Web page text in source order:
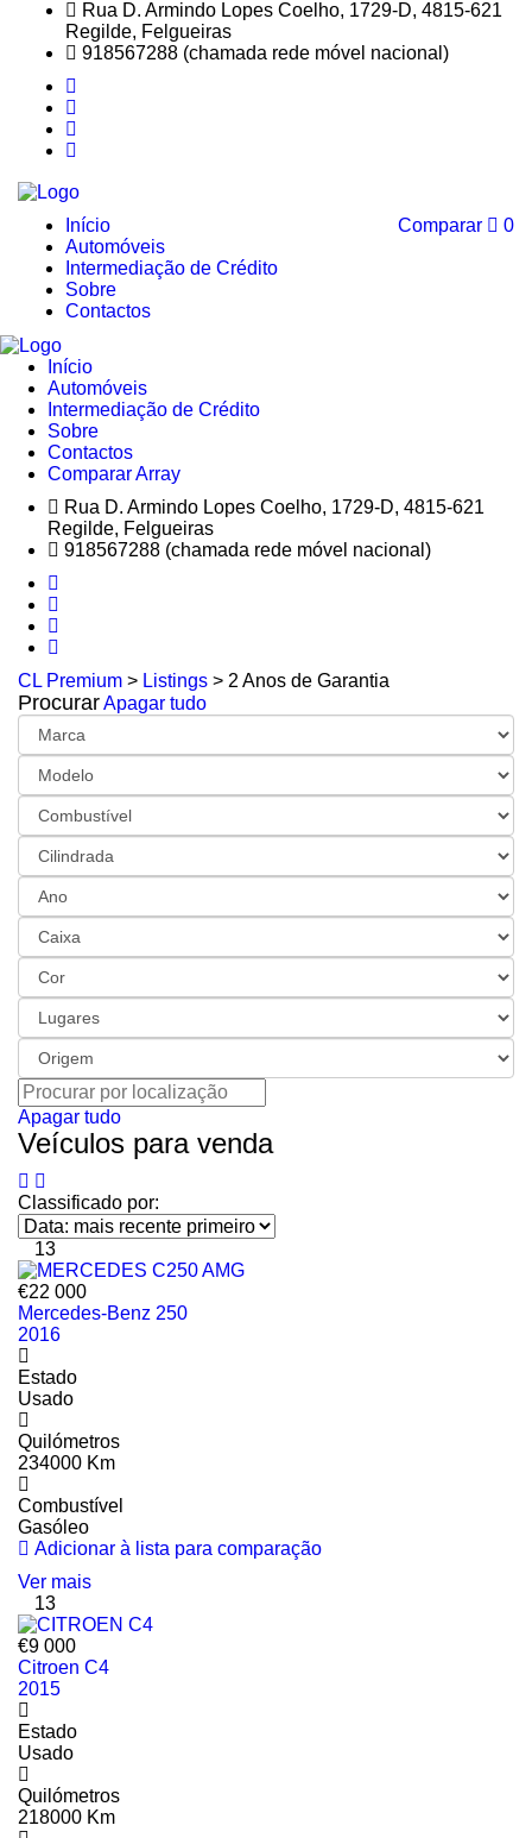
Rua D. Armindo Lopes Coelho, 1729-D, 4815-621
Regilde, Felgueiras
918567288 (chamada rede móvel nacional)
Comparar 0
Início
Automóveis
Intermediação de Crédito
Sobre
Contactos
Início
Automóveis
Intermediação de Crédito
Sobre
Contactos
CompararArray
Rua D. Armindo Lopes Coelho, 1729-D, 4815-621
Regilde, Felgueiras
918567288 (chamada rede móvel nacional)
CL Premium > Listings > 2 Anos de Garantia
ProcurarApagar tudo
Apagar tudo
Veículos para venda
Classificado por:
13
€22 000
Mercedes-Benz 250
2016
Estado
Usado
Quilómetros
234000 Km
Combustível
Gasóleo
Adicionar à lista para comparação
Ver mais
13
€9 000
Citroen C4
2015
Estado
Usado
Quilómetros
218000 Km